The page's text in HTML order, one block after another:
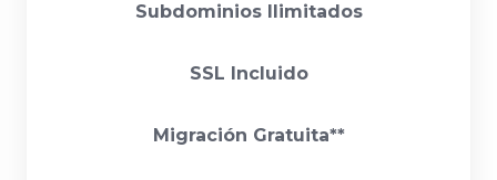
Subdominios Ilimitados
SSL Incluido
Migración Gratuita**